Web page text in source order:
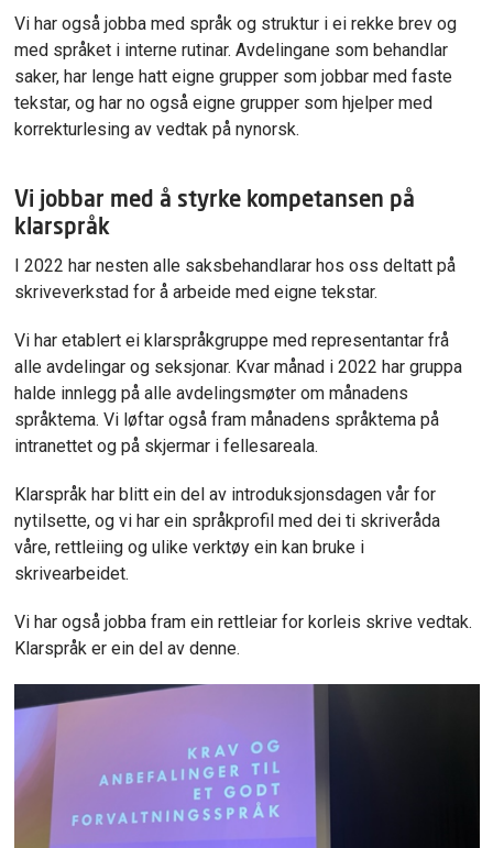
Vi har også jobba med språk og struktur i ei rekke brev og
med språket i interne rutinar. Avdelingane som behandlar
saker, har lenge hatt eigne grupper som jobbar med faste
tekstar, og har no også eigne grupper som hjelper med
korrekturlesing av vedtak på nynorsk.
Vi jobbar med å styrke kompetansen på
klarspråk
I 2022 har nesten alle saksbehandlarar hos oss deltatt på
skriveverkstad for å arbeide med eigne tekstar.
Vi har etablert ei klarspråkgruppe med representantar frå
alle avdelingar og seksjonar. Kvar månad i 2022 har gruppa
halde innlegg på alle avdelingsmøter om månadens
språktema. Vi løftar også fram månadens språktema på
intranettet og på skjermar i fellesareala.
Klarspråk har blitt ein del av introduksjonsdagen vår for
nytilsette, og vi har ein språkprofil med dei ti skriveråda
våre, rettleiing og ulike verktøy ein kan bruke i
skrivearbeidet.
Vi har også jobba fram ein rettleiar for korleis skrive vedtak.
Klarspråk er ein del av denne.